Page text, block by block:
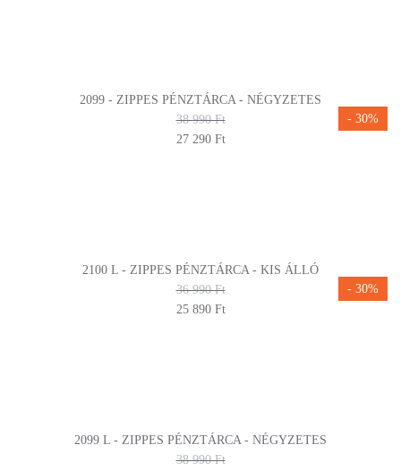
2099 - ZIPPES PÉNZTÁRCA - NÉGYZETES
38 990 Ft
27 290 Ft
2100 L - ZIPPES PÉNZTÁRCA - KIS ÁLLÓ
36 990 Ft
25 890 Ft
2099 L - ZIPPES PÉNZTÁRCA - NÉGYZETES
38 990 Ft
- 30%
- 30%